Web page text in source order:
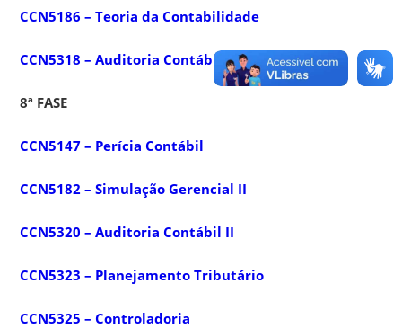
CCN5186 – Teoria da Contabilidade
CCN5318 – Auditoria Contábil I
8ª FASE
CCN5147 – Perícia Contábil
CCN5182 – Simulação Gerencial II
CCN5320 – Auditoria Contábil II
CCN5323 – Planejamento Tributário
CCN5325 – Controladoria